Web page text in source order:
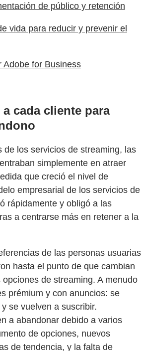
de público y retención
vida para reducir y prevenir el
Adobe for Business
cada cliente para
de los servicios de streaming, las
simplemente en atraer
que creció el nivel de
empresarial de los servicios de
rápidamente y obligó a las
a centrarse más en retener a la
de las personas usuarias
hasta el punto de que cambian
de streaming. A menudo
prémium y con anuncios: se
se vuelven a suscribir.
a abandonar debido a varios
de opciones, nuevos
de tendencia, y la falta de